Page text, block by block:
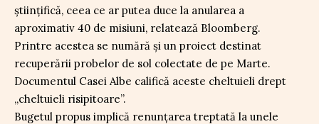
științifică, ceea ce ar putea duce la anularea a
aproximativ 40 de misiuni, relatează Bloomberg.
Printre acestea se numără și un proiect destinat
recuperării probelor de sol colectate de pe Marte.
Documentul Casei Albe califică aceste cheltuieli drept
„cheltuieli risipitoare”.
Bugetul propus implică renunțarea treptată la unele